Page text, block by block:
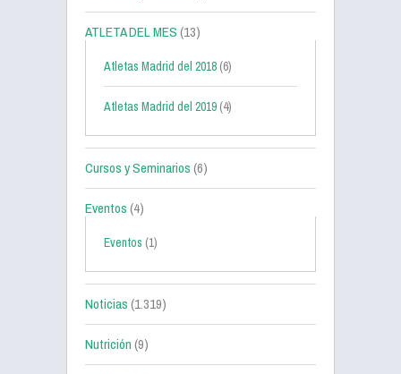
ATLETA DEL MES(13)
Atletas Madrid del 2018 (6)
Atletas Madrid del 2019 (4)
Cursos y Seminarios(6)
Eventos(4)
Eventos (1)
Noticias(1.319)
Nutrición(9)